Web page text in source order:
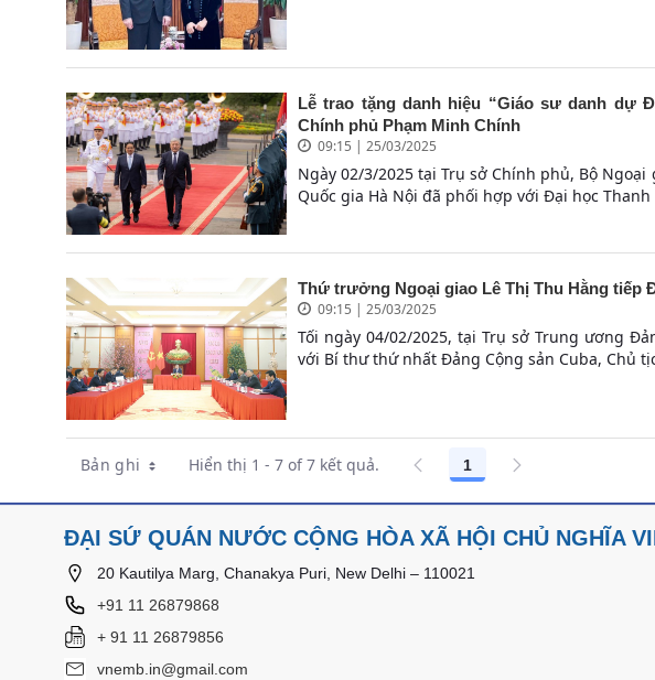
Lễ trao tặng danh hiệu “Giáo sư danh dự
Chính phủ Phạm Minh Chính
09:15 | 25/03/2025
Ngày 02/3/2025 tại Trụ sở Chính phủ, Bộ
Quốc gia Hà Nội đã phối hợp với Đại học Thanh
Thứ trưởng Ngoại giao Lê Thị Thu Hằng tiếp
09:15 | 25/03/2025
Tối ngày 04/02/2025, tại Trụ sở Trung ương
với Bí thư thứ nhất Đảng Cộng sản Cuba, Chủ
Bản ghi Hiển thị 1 - 7 of 7 kết quả. Các trang trên cổng
1
ĐẠI SỨ QUÁN NƯỚC CỘNG HÒA XÃ HỘI CHỦ NGHĨA
20 Kautilya Marg, Chanakya Puri, New Delhi – 110021
+91 11 26879868
+ 91 11 26879856
vnemb.in@gmail.com